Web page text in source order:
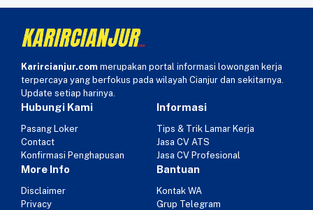
Karircianjur.com merupakan portal informasi lowongan kerja
terpercaya yang berfokus pada wilayah Cianjur dan sekitarnya.
Update setiap harinya.
Hubungi Kami
Pasang Loker
Contact
Konfirmasi Penghapusan
Informasi
Tips & Trik Lamar Kerja
Jasa CV ATS
Jasa CV Profesional
More Info
Disclaimer
Privacy
Bantuan
Kontak WA
Grup Telegram